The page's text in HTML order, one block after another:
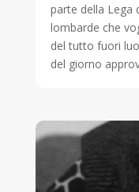
parte della Lega
lombarde che
del tutto fuori
del giorno